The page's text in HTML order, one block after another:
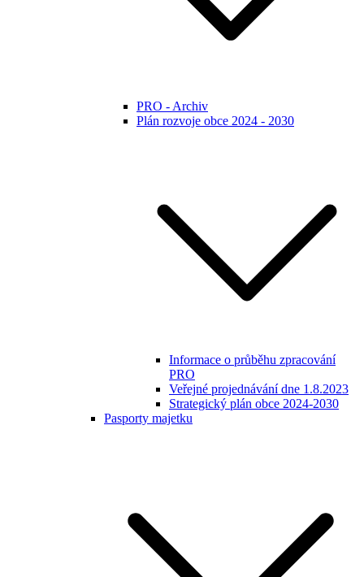
PRO - Archiv
Plán rozvoje obce 2024 - 2030
Informace o průběhu zpracování
PRO
Veřejné projednávání dne 1.8.2023
Strategický plán obce 2024-2030
Pasporty majetku